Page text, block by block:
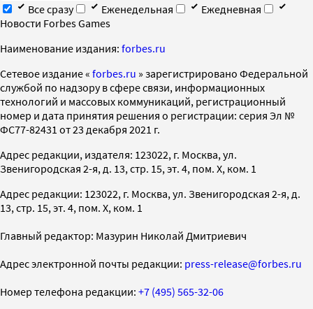
Все сразу
Еженедельная
Ежедневная
Новости Forbes Games
Наименование издания: forbes.ru
Cетевое издание « forbes.ru » зарегистрировано Федеральной
службой по надзору в сфере связи, информационных
технологий и массовых коммуникаций, регистрационный
номер и дата принятия решения о регистрации: серия Эл №
ФС77-82431 от 23 декабря 2021 г.
Адрес редакции, издателя: 123022, г. Москва, ул.
Звенигородская 2-я, д. 13, стр. 15, эт. 4, пом. X, ком. 1
Адрес редакции: 123022, г. Москва, ул. Звенигородская 2-я, д.
13, стр. 15, эт. 4, пом. X, ком. 1
Главный редактор: Мазурин Николай Дмитриевич
Адрес электронной почты редакции: press-release@forbes.ru
Номер телефона редакции: +7 (495) 565-32-06